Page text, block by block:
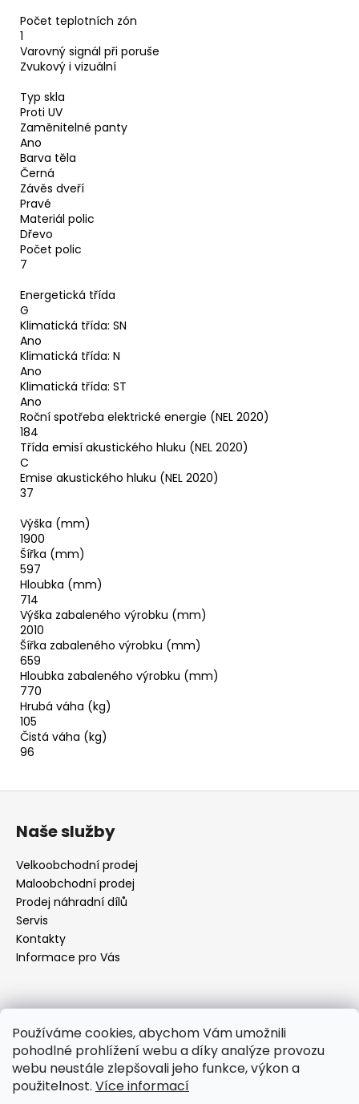
Používáme cookies, abychom Vám umožnili
pohodlné prohlížení webu a díky analýze provozu
webu neustále zlepšovali jeho funkce, výkon a
použitelnost. Více informací
Počet teplotních zón
1
Varovný signál při poruše
Zvukový i vizuální
Typ skla
Proti UV
Zaměnitelné panty
Ano
Barva těla
Černá
Závěs dveří
Pravé
Materiál polic
Dřevo
Počet polic
7
Energetická třída
G
Klimatická třída: SN
Ano
Klimatická třída: N
Ano
Klimatická třída: ST
Ano
Roční spotřeba elektrické energie (NEL 2020)
184
Třída emisí akustického hluku (NEL 2020)
C
Emise akustického hluku (NEL 2020)
37
Výška (mm)
1900
Šířka (mm)
597
Hloubka (mm)
714
Výška zabaleného výrobku (mm)
2010
Šířka zabaleného výrobku (mm)
659
Hloubka zabaleného výrobku (mm)
770
Hrubá váha (kg)
105
Čistá váha (kg)
96
Naše služby
Velkoobchodní prodej
Maloobchodní prodej
Prodej náhradní dílů
Servis
Kontakty
Informace pro Vás
objednavky@elektrorezny.cz
602 155 983
https://www.facebook.com/jirireznyelektroservis